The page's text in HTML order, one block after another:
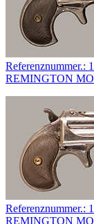
Referenznummer.:
REMINGTON
Referenznummer.:
REMINGTON